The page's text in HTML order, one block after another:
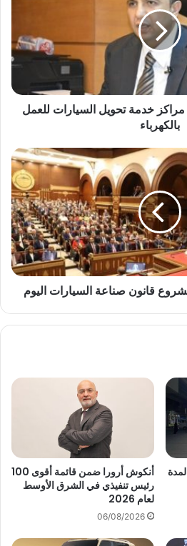
مراكز خدمة تحويل السيارات للعمل
بالكهرباء
قانون صناعة السيارات اليوم
يوليو لمدة
أنكوش أرورا ضمن قائمة أقوى 100
رئيس تنفيذي في الشرق الأوسط
لعام 2026
06/08/2026